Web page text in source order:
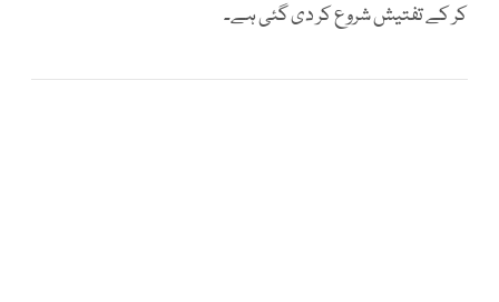
کر کے تفتیش شروع کر دی گئی ہے۔